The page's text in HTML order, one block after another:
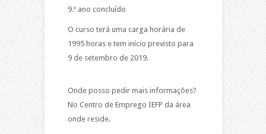
9.º ano concluído
O curso terá uma carga horária de
1995 horas e tem início previsto para
9 de setembro de 2019.
Onde posso pedir mais informações?
No Centro de Emprego IEFP da área
onde reside.